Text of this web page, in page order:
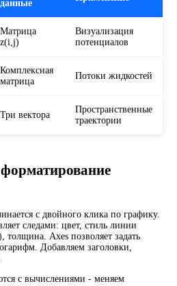
данные
Матрица
z(i,j)
Визуализация
потенциалов
Комплексная
матрица
Потоки жидкостей
Три вектора
Пространственные
траектории
с двойного клика по графику.
следами: цвет, стиль линии
Axes позволяет задать
Добавляем заголовки,
с вычислениями - меняем